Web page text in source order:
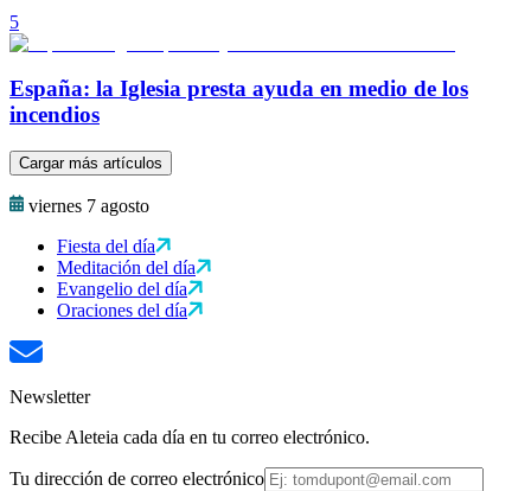
5
España: la Iglesia presta ayuda en medio de los
incendios
Cargar más artículos
viernes 7 agosto
Fiesta del día
Meditación del día
Evangelio del día
Oraciones del día
Newsletter
Recibe Aleteia cada día en tu correo electrónico.
Tu dirección de correo electrónico